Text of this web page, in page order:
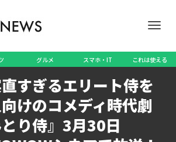
グルメ スマホ・IT これは使える
すぎるエリート侍を
けのコメディ時代劇
り侍』3月30日